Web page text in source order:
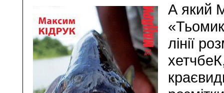
А який
лінії